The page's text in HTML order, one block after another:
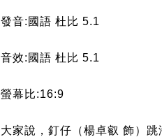
發音:國語 杜比 5.1
音效:國語 杜比 5.1
螢幕比:16:9
大家說，釘仔（楊卓叡 飾）